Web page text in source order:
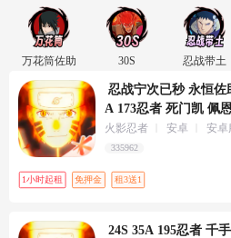
万花筒佐助 30S 忍战带土
忍战宁次已秒 永恒佐
A 173忍者 死门凯 佩
火影忍者 安卓 安卓
335962
1小时起租 免押金 租3送1
24S 35A 195忍者 千